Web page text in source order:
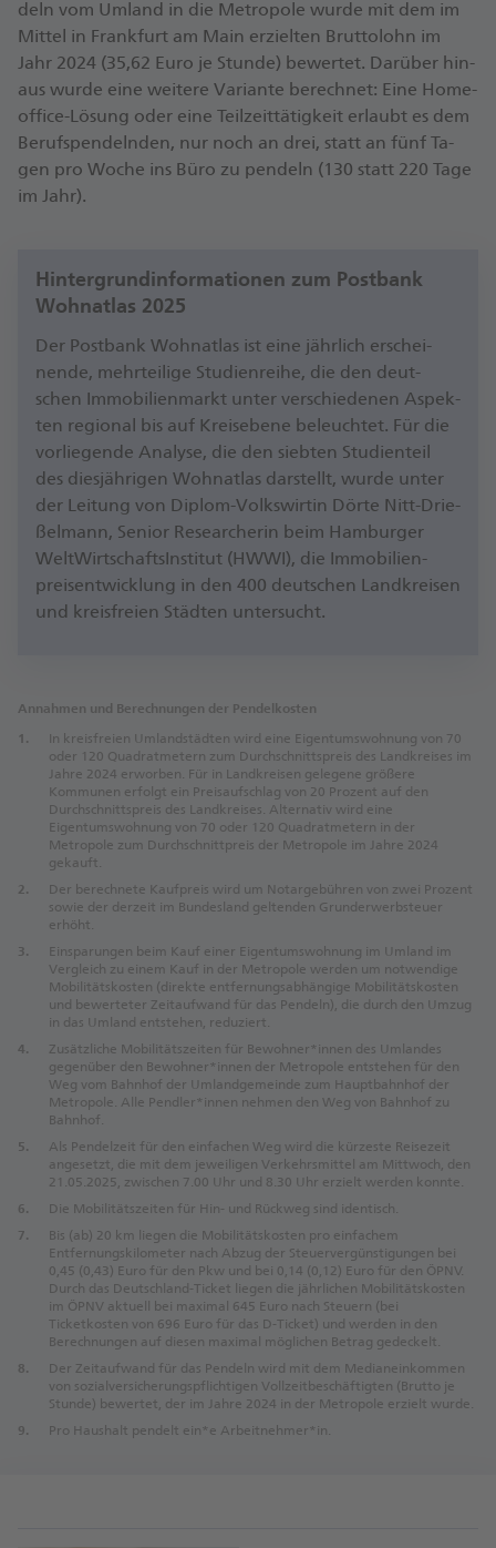
deln vom Um­land in die Me­tro­po­le wur­de mit dem im
Mit­tel in Frank­furt am Main er­ziel­ten Brut­to­lohn im
Jahr 2024 (35,62 Eu­ro je Stun­de) be­wer­tet. Dar­über hin­
aus wur­de ei­ne wei­te­re Va­ri­an­te be­rech­net: Ei­ne Ho­me­
of­fice-Lö­sung oder ei­ne Teil­zeit­tä­tig­keit er­laubt es dem
Be­rufs­pen­deln­den, nur noch an drei, statt an fünf Ta­
gen pro Wo­che ins Bü­ro zu pen­deln (130 statt 220 Ta­ge
im Jahr).
Hinter­grund­infor­ma­tionen zum Postbank
Wohn­atlas 2025
Der Post­bank Woh­nat­las ist ei­ne jähr­lich er­schei­
nen­de, mehr­tei­li­ge Stu­di­en­rei­he, die den deut­
schen Im­mo­bi­li­en­markt un­ter ver­schie­de­nen As­pek­
ten re­gio­nal bis auf Kreis­ebe­ne be­leuch­tet. Für die
vor­lie­gen­de Ana­ly­se, die den sieb­ten Stu­di­en­teil
des dies­jäh­ri­gen Woh­nat­las dar­stellt, wur­de un­ter
der Lei­tung von Di­plom-Volks­wir­tin Dör­te Nitt-Drie­
ßel­mann, Se­ni­or Re­se­ar­che­rin beim Ham­bur­ger
Welt­Wirt­schafts­In­sti­tut (HW­WI), die Im­mo­bi­li­en­
preis­ent­wick­lung in den 400 deut­schen Land­krei­sen
und kreis­frei­en Städ­ten un­ter­sucht.
An­nah­men und Be­rech­nun­gen der Pen­del­kos­ten
In kreisfreien Umlandstädten wird eine Eigentumswohnung von 70
oder 120 Quadratmetern zum Durchschnittspreis des Landkreises im
Jahre 2024 erworben. Für in Landkreisen gelegene größere
Kommunen erfolgt ein Preisaufschlag von 20 Prozent auf den
Durchschnittspreis des Landkreises. Alternativ wird eine
Eigentumswohnung von 70 oder 120 Quadratmetern in der
Metropole zum Durchschnittpreis der Metropole im Jahre 2024
gekauft.
Der berechnete Kaufpreis wird um Notargebühren von zwei Prozent
sowie der derzeit im Bundesland geltenden Grunderwerbsteuer
erhöht.
Einsparungen beim Kauf einer Eigentumswohnung im Umland im
Vergleich zu einem Kauf in der Metropole werden um notwendige
Mobilitätskosten (direkte entfernungsabhängige Mobilitätskosten
und bewerteter Zeitaufwand für das Pendeln), die durch den Umzug
in das Umland entstehen, reduziert.
Zusätzliche Mobilitätszeiten für Bewohner*innen des Umlandes
gegenüber den Bewohner*innen der Metropole entstehen für den
Weg vom Bahnhof der Umlandgemeinde zum Hauptbahnhof der
Metropole. Alle Pendler*innen nehmen den Weg von Bahnhof zu
Bahnhof.
Als Pendelzeit für den einfachen Weg wird die kürzeste Reisezeit
angesetzt, die mit dem jeweiligen Verkehrsmittel am Mittwoch, den
21.05.2025, zwischen 7.00 Uhr und 8.30 Uhr erzielt werden konnte.
Die Mobilitätszeiten für Hin- und Rückweg sind identisch.
Bis (ab) 20 km liegen die Mobilitätskosten pro einfachem
Entfernungskilometer nach Abzug der Steuervergünstigungen bei
0,45 (0,43) Euro für den Pkw und bei 0,14 (0,12) Euro für den ÖPNV.
Durch das Deutschland-Ticket liegen die jährlichen Mobilitätskosten
im ÖPNV aktuell bei maximal 645 Euro nach Steuern (bei
Ticketkosten von 696 Euro für das D-Ticket) und werden in den
Berechnungen auf diesen maximal möglichen Betrag gedeckelt.
Der Zeitaufwand für das Pendeln wird mit dem Medianeinkommen
von sozialversicherungspflichtigen Vollzeitbeschäftigten (Brutto je
Stunde) bewertet, der im Jahre 2024 in der Metropole erzielt wurde.
Pro Haushalt pendelt ein*e Arbeitnehmer*in.